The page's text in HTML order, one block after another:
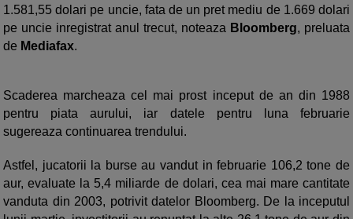
1.581,55 dolari pe uncie, fata de un pret mediu de 1.669 dolari
pe uncie inregistrat anul trecut, noteaza Bloomberg, preluata
de Mediafax.
Scaderea marcheaza cel mai prost inceput de an din 1988
pentru piata aurului, iar datele pentru luna februarie
sugereaza continuarea trendului.
Astfel, jucatorii la burse au vandut in februarie 106,2 tone de
aur, evaluate la 5,4 miliarde de dolari, cea mai mare cantitate
vanduta din 2003, potrivit datelor Bloomberg. De la inceputul